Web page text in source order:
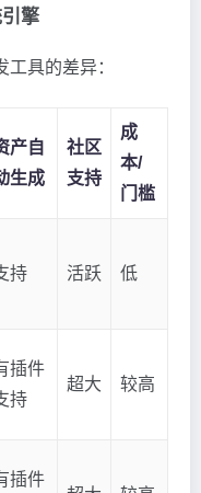
擎
具的差异：
产自
生成
社区
支持
成
本/
门槛
持 活跃 低
插件
持
超大 较高
插件